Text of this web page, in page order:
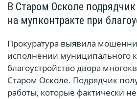
В Старом Осколе подрядчик
на мупконтракте при
Прокуратура выявила
исполнении муниципального
благоустройство двора
Старом Осколе. Подрядчик
работы, которые фактически